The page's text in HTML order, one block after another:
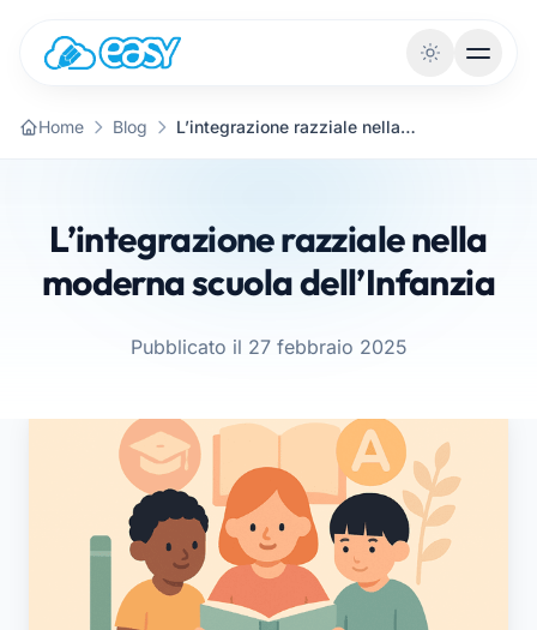
Home Blog L’integrazione razziale nella moderna scuola dell’Infanzia
L’integrazione razziale nella
moderna scuola dell’Infanzia
Pubblicato il 27 febbraio 2025